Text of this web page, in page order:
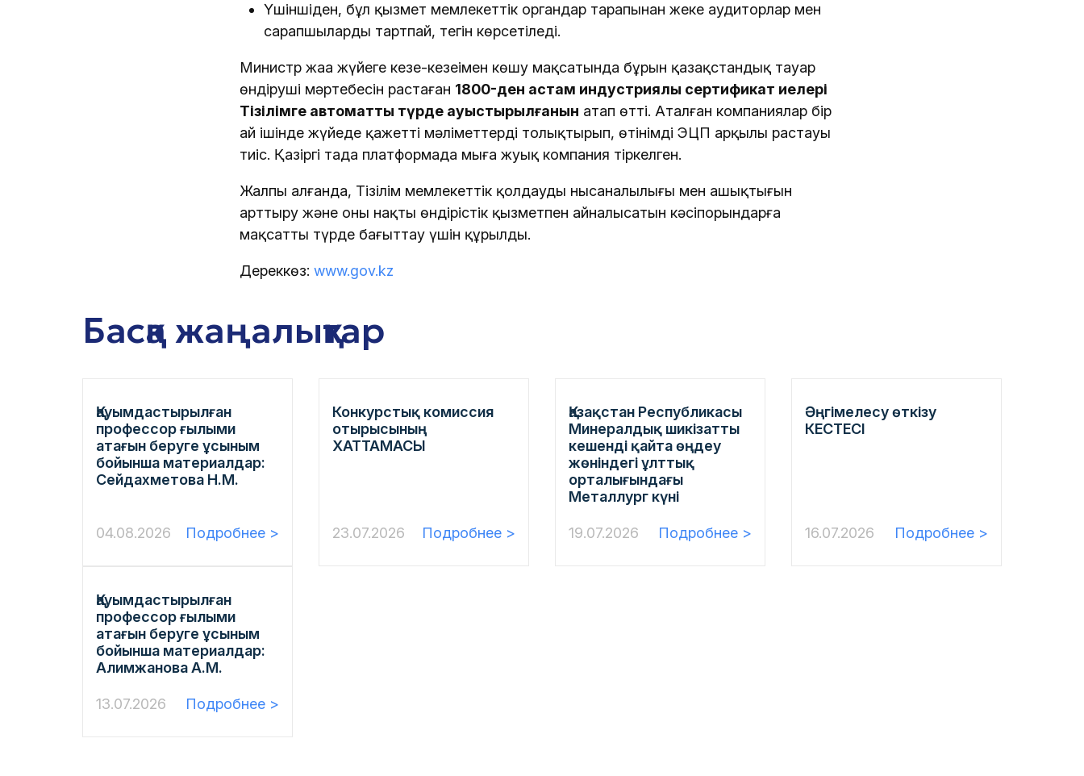
Үшіншіден, бұл қызмет мемлекеттік органдар тарапынан жеке аудиторлар мен
сарапшыларды тартпай, тегін көрсетіледі.
Министр жаңа жүйеге кезең-кезеңімен көшу мақсатында бұрын қазақстандық тауар
өндіруші мәртебесін растаған 1800-ден астам индустриялық сертификат иелері
Тізілімге автоматты түрде ауыстырылғанын атап өтті. Аталған компаниялар бір
ай ішінде жүйеде қажетті мәліметтерді толықтырып, өтінімді ЭЦП арқылы растауы
тиіс. Қазіргі таңда платформада мыңға жуық компания тіркелген.
Жалпы алғанда, Тізілім мемлекеттік қолдаудың нысаналылығы мен ашықтығын
арттыру және оны нақты өндірістік қызметпен айналысатын кәсіпорындарға
мақсатты түрде бағыттау үшін құрылды.
Дереккөз:www.gov.kz
Басқа жаңалықтар
Қауымдастырылған
профессор ғылыми
атағын беруге ұсыным
бойынша материалдар:
Сейдахметова Н.М.
04.08.2026 Подробнее >
Конкурстық комиссия
отырысының
ХАТТАМАСЫ
23.07.2026 Подробнее >
Қазақстан Республикасы
Минералдық шикізатты
кешенді қайта өңдеу
жөніндегі ұлттық
орталығындағы
Металлург күні
19.07.2026 Подробнее >
Әңгімелесу өткізу
КЕСТЕСІ
16.07.2026 Подробнее >
Қауымдастырылған
профессор ғылыми
атағын беруге ұсыным
бойынша материалдар:
Алимжанова А.М.
13.07.2026 Подробнее >